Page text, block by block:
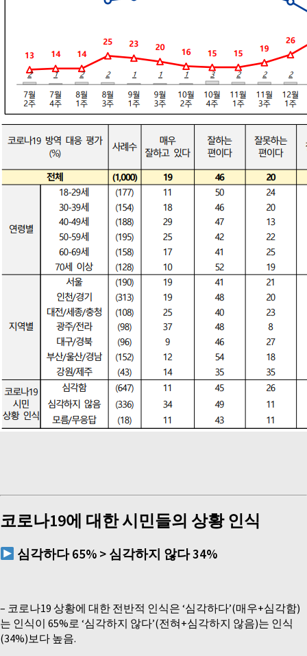
코로나19에 대한 시민들의 상황 인식
심각하다 65% > 심각하지 않다 34%
– 코로나19 상황에 대한 전반적 인식은 ‘심각하다’(매우+심각함)
는 인식이 65%로 ‘심각하지 않다’(전혀+심각하지 않음)는 인식
(34%)보다 높음.